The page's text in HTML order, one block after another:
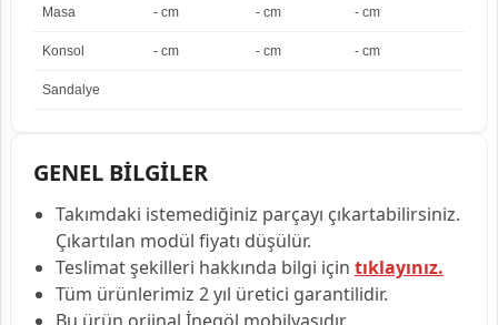
Masa - cm - cm - cm
Konsol - cm - cm - cm
Sandalye
GENEL BİLGİLER
Takımdaki istemediğiniz parçayı çıkartabilirsiniz.
Çıkartılan modül fiyatı düşülür.
Teslimat şekilleri hakkında bilgi için tıklayınız.
Tüm ürünlerimiz 2 yıl üretici garantilidir.